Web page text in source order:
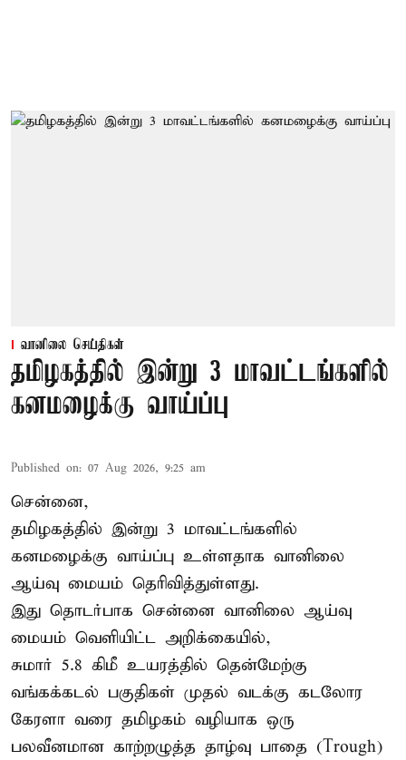
வானிலை செய்திகள்
தமிழகத்தில் இன்று 3 மாவட்டங்களில்
கனமழைக்கு வாய்ப்பு
Published on: 07 Aug 2026, 9:25 am
சென்னை,
தமிழகத்தில் இன்று 3 மாவட்டங்களில்
கனமழைக்கு வாய்ப்பு உள்ளதாக வானிலை
ஆய்வு மையம் தெரிவித்துள்ளது.
இது தொடர்பாக சென்னை வானிலை ஆய்வு
மையம் வெளியிட்ட அறிக்கையில்,
சுமார் 5.8 கிமீ உயரத்தில் தென்மேற்கு
வங்கக்கடல் பகுதிகள் முதல் வடக்கு கடலோர
கேரளா வரை தமிழகம் வழியாக ஒரு
பலவீனமான காற்றழுத்த தாழ்வு பாதை (Trough)